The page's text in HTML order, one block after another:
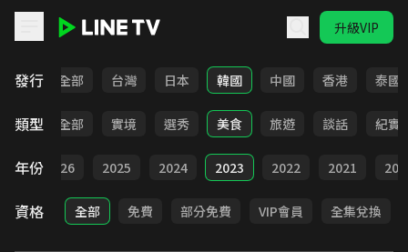
升級VIP
發行 全部 台灣 日本 韓國 中國 香港 泰國
類型 全部 實境 選秀 美食 旅遊 談話 紀實
年份
部 2026 2025 2024 2023 2022 2021
資格 全部 免費 部分免費 VIP會員 全集兌換